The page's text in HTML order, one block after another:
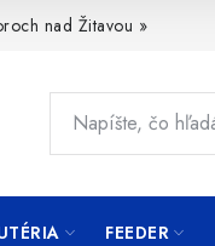
nad Žitavou »
FEEDER